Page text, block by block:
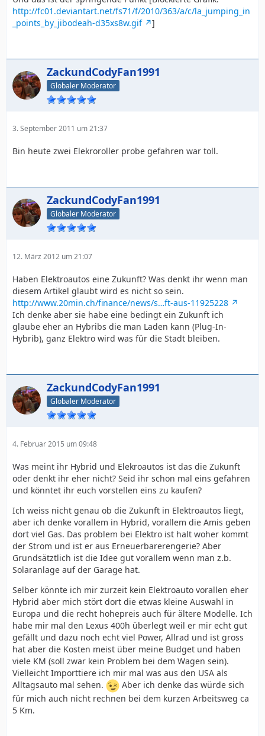
http://fc01.deviantart.net/fs71/f/2010/363/a/c/la_jumping_in
_points_by_jibodeah-d35xs8w.gif
]
ZackundCodyFan1991
Globaler Moderator
3. September 2011 um 21:37
Bin heute zwei Elekroroller probe gefahren war toll.
ZackundCodyFan1991
Globaler Moderator
12. März 2012 um 21:07
Haben Elektroautos eine Zukunft? Was denkt ihr wenn man
diesem Artikel glaubt wird es nicht so sein.
http://www.20min.ch/finance/news/s…ft-aus-11925228
Ich denke aber sie habe eine bedingt ein Zukunft ich
glaube eher an Hybribs die man Laden kann (Plug-In-
Hybrib), ganz Elektro wird was für die Stadt bleiben.
ZackundCodyFan1991
Globaler Moderator
4. Februar 2015 um 09:48
Was meint ihr Hybrid und Elekroautos ist das die Zukunft
oder denkt ihr eher nicht? Seid ihr schon mal eins gefahren
und könntet ihr euch vorstellen eins zu kaufen?
Ich weiss nicht genau ob die Zukunft in Elektroautos liegt,
aber ich denke vorallem in Hybrid, vorallem die Amis geben
dort viel Gas. Das problem bei Elektro ist halt woher kommt
der Strom und ist er aus Erneuerbarerengerie? Aber
Grundsätztlich ist die Idee gut vorallem wenn man z.b.
Solaranlage auf der Garage hat.
Selber könnte ich mir zurzeit kein Elektroauto vorallen eher
Hybrid aber mich stört dort die etwas kleine Auswahl in
Europa und die recht hohepreis auch für ältere Modelle. Ich
habe mir mal den Lexus 400h überlegt weil er mir echt gut
gefällt und dazu noch echt viel Power, Allrad und ist gross
hat aber die Kosten meist über meine Budget und haben
viele KM (soll zwar kein Problem bei dem Wagen sein).
Vielleicht Importtiere ich mir mal was aus den USA als
Alltagsauto mal sehen.
Aber ich denke das würde sich
für mich auch nicht rechnen bei dem kurzen Arbeitsweg ca
5 Km.